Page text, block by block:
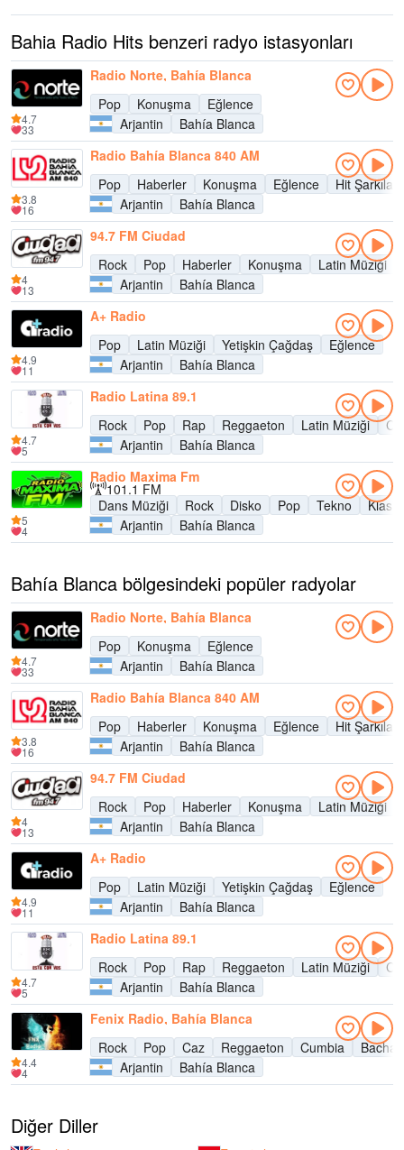
Bahia Radio Hits benzeri radyo istasyonları
Radio Norte, Bahía Blanca
Pop
Konuşma
Eğlence
Arjantin
Bahía Blanca
4.7
33
Radio Bahía Blanca 840 AM
Pop
Haberler Konuşma Eğlence
Hit Şarkılar
Arjantin
Bahía Blanca
3.8
16
94.7 FM Ciudad
Rock
Pop Haberler Konuşma Latin Müziği
Arjantin
Bahía Blanca
4
13
A+ Radio
Pop
Latin Müziği Yetişkin Çağdaş
Eğlence
Arjantin
Bahía Blanca
4.9
11
Radio Latina 89.1
Rock
Pop Rap Reggaeton Latin Müziği
Arjantin
Bahía Blanca
4.7
5
Radio Maxima Fm
101.1 FM
Dans Müziği
Rock Disko Pop Tekno
Klasik
Arjantin
Bahía Blanca
5
4
Bahía Blanca bölgesindeki popüler radyolar
Radio Norte, Bahía Blanca
Pop
Konuşma
Eğlence
Arjantin
Bahía Blanca
4.7
33
Radio Bahía Blanca 840 AM
Pop
Haberler Konuşma Eğlence
Hit Şarkılar
Arjantin
Bahía Blanca
3.8
16
94.7 FM Ciudad
Rock
Pop Haberler Konuşma Latin Müziği
Arjantin
Bahía Blanca
4
13
A+ Radio
Pop
Latin Müziği Yetişkin Çağdaş
Eğlence
Arjantin
Bahía Blanca
4.9
11
Radio Latina 89.1
Rock
Pop Rap Reggaeton Latin Müziği
Arjantin
Bahía Blanca
4.7
5
Fenix Radio, Bahía Blanca
Rock
Pop Caz Reggaeton Cumbia
Arjantin
Bahía Blanca
4.4
4
Diğer Diller